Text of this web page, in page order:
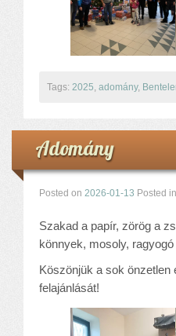
Tags: 2025 adomány,
Adomány
Posted on 2026-01-13 Posted in
Szakad a papír, zörög a
könnyek, mosoly,
Köszönjük a sok önzetlen
felajánlását!